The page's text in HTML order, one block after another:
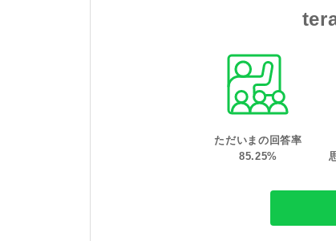
ただいまの回答率
85.25%